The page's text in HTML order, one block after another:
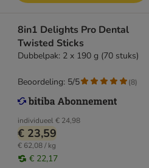
8in1 Delights Pro Dental
Twisted Sticks
Dubbelpak: 2 x 190 g (70 stuks)
individueel€ 24,98
€ 23,59
€ 62,08 / kg
€ 22,17
Beoordeling: 5/5 (8)